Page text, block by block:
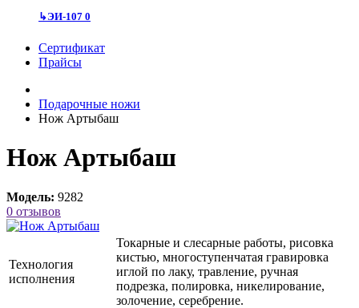
↳ЭИ-107 0
Сертификат
Прайсы
Подарочные ножи
Нож Артыбаш
Нож Артыбаш
Модель: 9282
0 отзывов
Технология
исполнения
Токарные и слесарные работы, рисовка
кистью, многоступенчатая гравировка
иглой по лаку, травление, ручная
подрезка, полировка, никелирование,
золочение, серебрение.